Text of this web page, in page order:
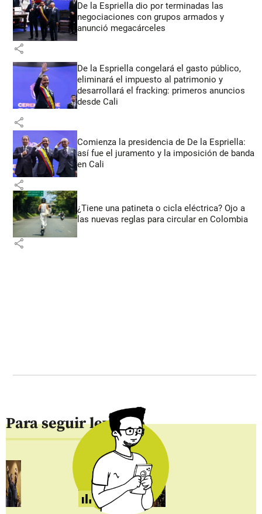
De la Espriella dio por terminadas las
negociaciones con grupos armados y
anunció megacárceles
share
De la Espriella congelará el gasto público,
eliminará el impuesto al patrimonio y
desarrollará el fracking: primeros anuncios
desde Cali
share
Comienza la presidencia de De la Espriella:
así fue el juramento y la imposición de banda
en Cali
share
¿Tiene una patineta o cicla eléctrica? Ojo a
las nuevas reglas para circular en Colombia
share
Para seguir leyendo